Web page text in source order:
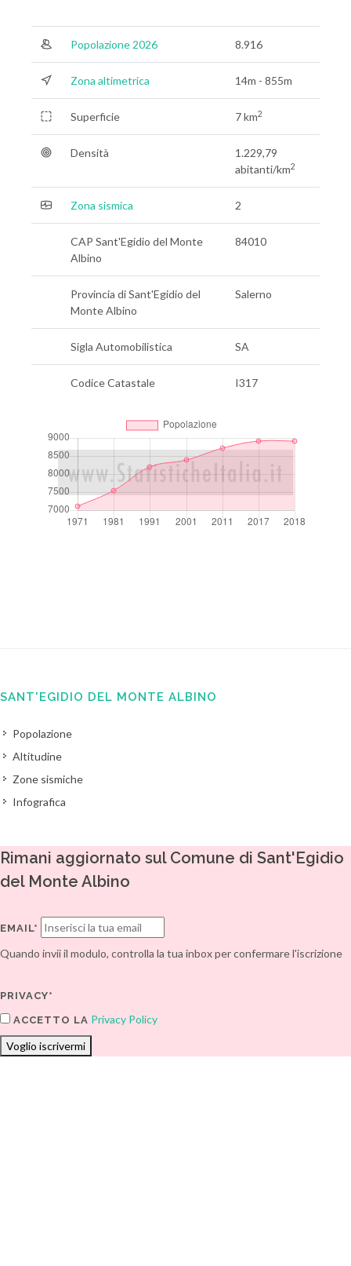
Popolazione 2026 8.916
Zona altimetrica 14m - 855m
Superficie 7 km2
Densità
1.229,79
abitanti/km2
Zona sismica 2
CAP Sant'Egidio del Monte
Albino
84010
Provincia di Sant'Egidio del
Monte Albino
Salerno
Sigla Automobilistica SA
Codice Catastale I317
SANT'EGIDIO DEL MONTE ALBINO
Popolazione
Altitudine
Zone sismiche
Infografica
Rimani aggiornato sul Comune di Sant'Egidio
del Monte Albino
EMAIL*
Quando invii il modulo, controlla la tua inbox per confermare l'iscrizione
PRIVACY*
ACCETTO LA Privacy Policy
Voglio iscrivermi